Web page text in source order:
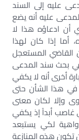
عليه إلى السند
عليه أنه يضع
أن ادعاؤه هذا لا
إذا كان لهذا
القاضي المستعجل
بحث سند المدعى
أخرى أنه لا يكفي
في هذا الشأن حتى
وإلا لكان معنى
غاصب أبداً إذ يكفي
لكي يستبعد
هذه المنازعة